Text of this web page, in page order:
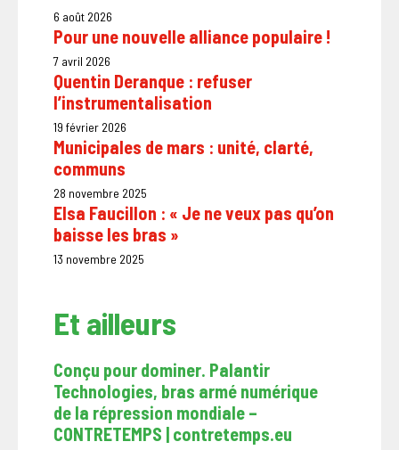
6 août 2026
Pour une nouvelle alliance populaire !
7 avril 2026
Quentin Deranque : refuser
l’instrumentalisation
19 février 2026
Municipales de mars : unité, clarté,
communs
28 novembre 2025
Elsa Faucillon : « Je ne veux pas qu’on
baisse les bras »
13 novembre 2025
Et ailleurs
Conçu pour dominer. Palantir
Technologies, bras armé numérique
de la répression mondiale –
CONTRETEMPS | contretemps.eu